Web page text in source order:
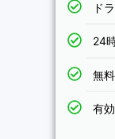
ド
24
無
有